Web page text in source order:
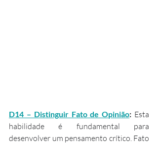
D14 – Distinguir Fato de Opinião: Esta
habilidade é fundamental para
desenvolver um pensamento crítico. Fato